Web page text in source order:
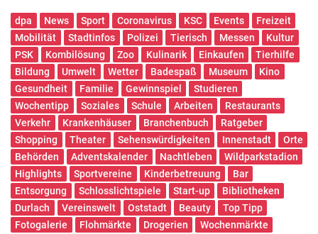
dpa News Sport Coronavirus KSC Events
Freizeit
Mobilität
Stadtinfos Polizei Tierisch Messen
Kultur
PSK
Kombilösung Zoo Kulinarik Einkaufen
Tierhilfe
Bildung
Umwelt Wetter Badespaß Museum
Kino
Gesundheit
Familie Gewinnspiel
Studieren
Wochentipp
Soziales Schule Arbeiten
Restaurants
Verkehr
Krankenhäuser Branchenbuch
Ratgeber
Shopping
Theater Sehenswürdigkeiten Innenstadt
Orte
Behörden
Adventskalender Nachtleben
Wildparkstadion
Highlights
Sportvereine Kinderbetreuung
Bar
Entsorgung
Schlosslichtspiele Start-up
Bibliotheken
Durlach
Vereinswelt Oststadt Beauty
Top Tipp
Fotogalerie
Flohmärkte Drogerien
Wochenmärkte